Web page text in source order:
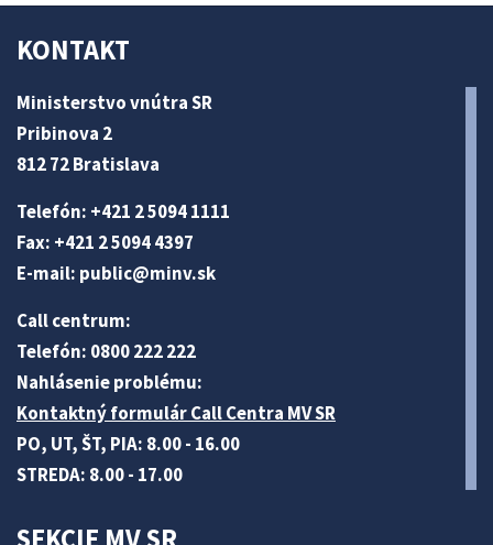
KONTAKT
Ministerstvo vnútra SR
Pribinova 2
812 72 Bratislava
Telefón: +421 2 5094 1111
Fax: +421 2 5094 4397
E-mail: public@minv.sk
Call centrum:
Telefón: 0800 222 222
Nahlásenie problému:
Kontaktný formulár Call Centra MV SR
PO, UT, ŠT, PIA: 8.00 - 16.00
STREDA: 8.00 - 17.00